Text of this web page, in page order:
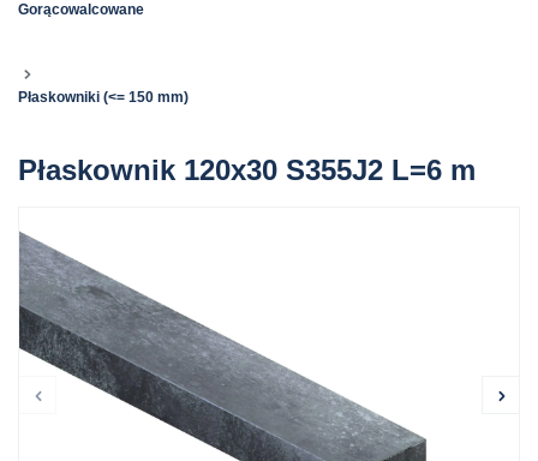
Gorącowalcowane
Płaskowniki (<= 150 mm)
Płaskownik 120x30 S355J2 L=6 m